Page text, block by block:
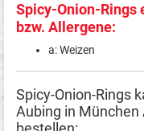
Spicy-Onion-
bzw. Allergene:
a: Weizen
Spicy-Onion-Rings
Aubing in